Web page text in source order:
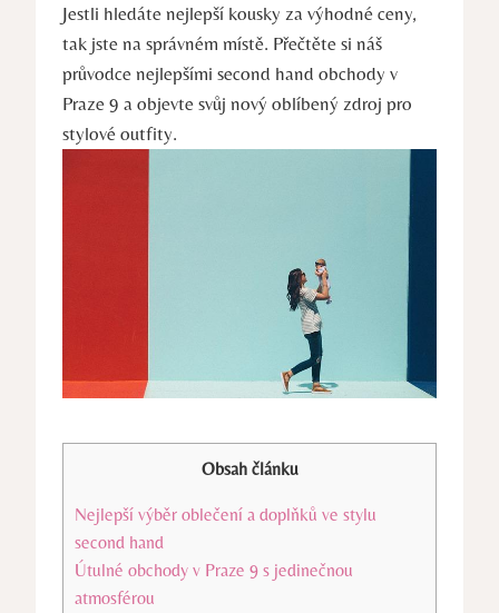
Jestli hledáte nejlepší kousky za výhodné ceny,
tak jste na správném místě. Přečtěte si náš
průvodce nejlepšími second hand obchody v
Praze 9 a objevte svůj nový oblíbený zdroj pro
stylové outfity.
Obsah článku
Nejlepší výběr oblečení a doplňků ve stylu
second hand
Útulné obchody v Praze 9 s jedinečnou
atmosférou